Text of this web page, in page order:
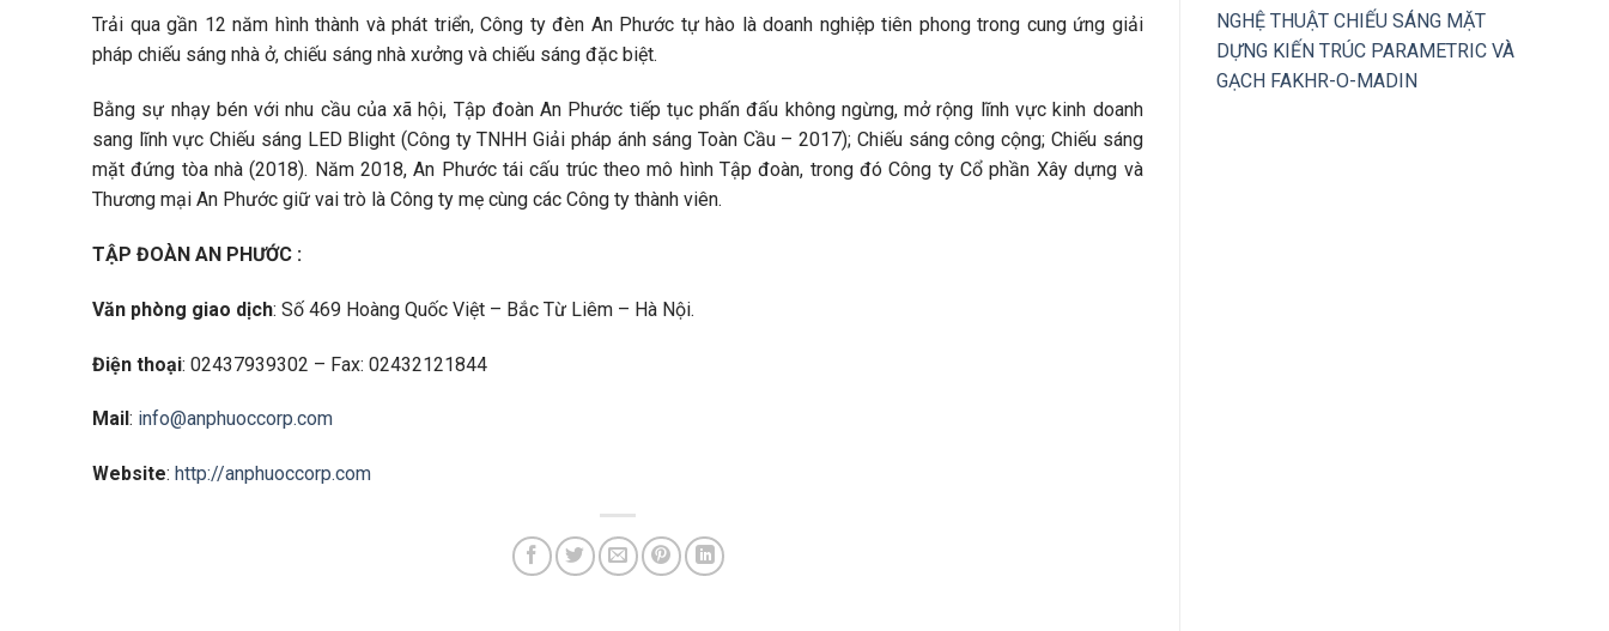
Trải qua gần 12 năm hình thành và phát triển, Công ty đèn An Phước tự hào là doanh nghiệp tiên phong trong cung ứng giải
pháp chiếu sáng nhà ở, chiếu sáng nhà xưởng và chiếu sáng đặc biệt.
Bằng sự nhạy bén với nhu cầu của xã hội, Tập đoàn An Phước tiếp tục phấn đấu không ngừng, mở rộng lĩnh vực kinh doanh
sang lĩnh vực Chiếu sáng LED Blight (Công ty TNHH Giải pháp ánh sáng Toàn Cầu – 2017); Chiếu sáng công cộng; Chiếu sáng
mặt đứng tòa nhà (2018). Năm 2018, An Phước tái cấu trúc theo mô hình Tập đoàn, trong đó Công ty Cổ phần Xây dựng và
Thương mại An Phước giữ vai trò là Công ty mẹ cùng các Công ty thành viên.
TẬP ĐOÀN AN PHƯỚC :
Văn phòng giao dịch: Số 469 Hoàng Quốc Việt – Bắc Từ Liêm – Hà Nội.
Điện thoại: 02437939302 – Fax: 02432121844
Mail : info@anphuoccorp.com
Website: http://anphuoccorp.com
NGHỆ THUẬT CHIẾU SÁNG MẶT
DỰNG KIẾN TRÚC PARAMETRIC VÀ
GẠCH FAKHR-O-MADIN